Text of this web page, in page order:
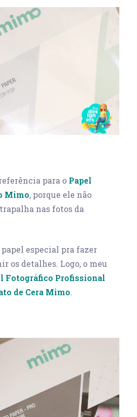
para o Papel
Mimo, porque ele não
nas fotos da
especial pra fazer
os detalhes. Logo, o meu
Fotográfico Profissional
de Cera Mimo.